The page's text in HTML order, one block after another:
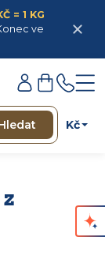
= 1 KG
ve
Kč
Přihlášení
Nákupní
košík